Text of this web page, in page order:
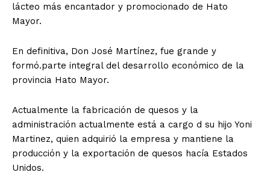
lácteo más encantador y promocionado de Hato
Mayor.
En definitiva, Don José Martínez, fue grande y
formó.parte integral del desarrollo económico de la
provincia Hato Mayor.
Actualmente la fabricación de quesos y la
administración actualmente está a cargo d su hijo Yoni
Martinez, quien adquirió la empresa y mantiene la
producción y la exportación de quesos hacía Estados
Unidos.